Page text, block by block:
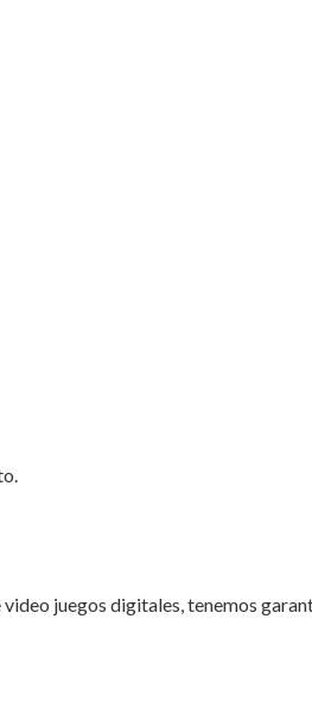
juegos digitales, tenemos